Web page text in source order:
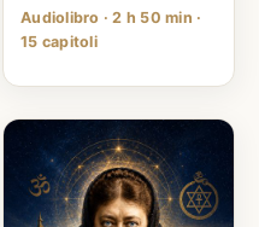
Audiolibro · 2 h 50 min ·
15 capitoli